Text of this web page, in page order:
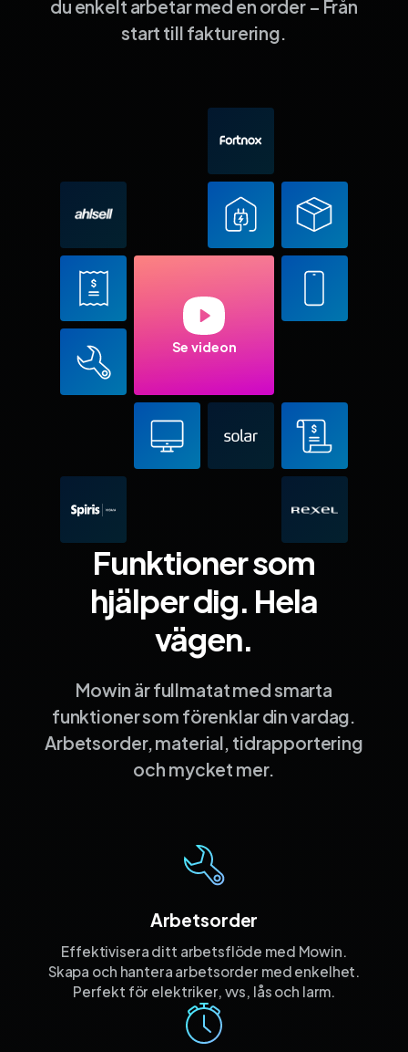
du enkelt arbetar med en order – Från
start till fakturering.
Se videon
Funktioner som
hjälper dig. Hela
vägen.
Mowin är fullmatat med smarta
funktioner som förenklar din vardag.
Arbetsorder, material, tidrapportering
och mycket mer.
Arbetsorder
Effektivisera ditt arbetsflöde med Mowin.
Skapa och hantera arbetsorder med enkelhet.
Perfekt för elektriker, vvs, lås och larm.